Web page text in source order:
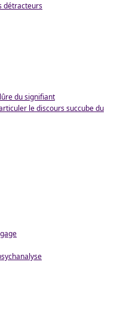
détracteurs
du signifiant
le discours succube du